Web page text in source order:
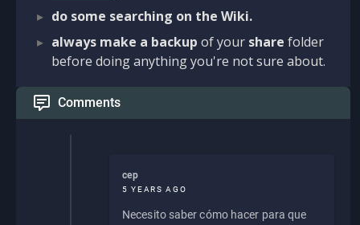
do some searching on the Wiki.
always make a backup of your share folder
before doing anything you're not sure about.
Comments
cep
5 YEARS AGO
Necesito saber cómo hacer para que